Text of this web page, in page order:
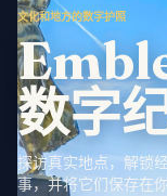
文化和地方的数字护照
数字
探访真实地点，解锁
事，并将它们保存在